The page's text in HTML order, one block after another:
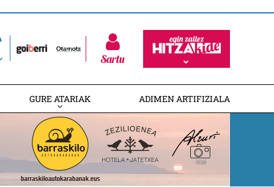
Sartu
GURE ATARIAK ADIMEN ARTIFIZIALA